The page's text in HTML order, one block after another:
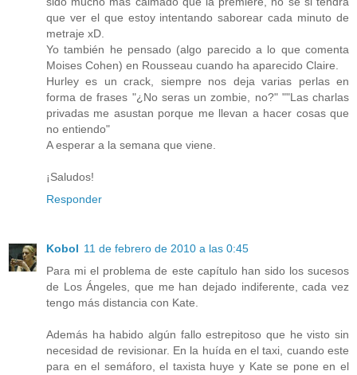
que ver el que estoy intentando saborear cada minuto de
metraje xD.
Yo también he pensado (algo parecido a lo que comenta
Moises Cohen) en Rousseau cuando ha aparecido Claire.
Hurley es un crack, siempre nos deja varias perlas en
forma de frases "¿No seras un zombie, no?" ""Las charlas
privadas me asustan porque me llevan a hacer cosas que
no entiendo"
A esperar a la semana que viene.
¡Saludos!
Responder
Kobol 11 de febrero de 2010 a las 0:45
Para mi el problema de este capítulo han sido los sucesos
de Los Ángeles, que me han dejado indiferente, cada vez
tengo más distancia con Kate.
Además ha habido algún fallo estrepitoso que he visto sin
necesidad de revisionar. En la huída en el taxi, cuando este
para en el semáforo, el taxista huye y Kate se pone en el